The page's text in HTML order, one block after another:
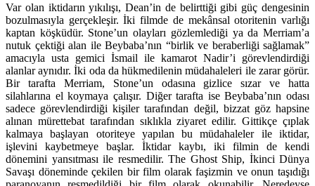
Var olan iktidarın yıkılışı, Dean’in de belirttiği gibi güç dengesinin
bozulmasıyla gerçekleşir. İki filmde de mekânsal otoritenin varlığı
kaptan köşküdür. Stone’un olayları gözlemlediği ya da Merriam’a
nutuk çektiği alan ile Beybaba’nın “birlik ve beraberliği sağlamak”
amacıyla usta gemici İsmail ile kamarot Nadir’i görevlendirdiği
alanlar aynıdır. İki oda da hükmedilenin müdahaleleri ile zarar görür.
Bir tarafta Merriam, Stone’un odasına gizlice sızar ve hatta
silahlarına el koymaya çalışır. Diğer tarafta ise Beybaba’nın odası
sadece görevlendirdiği kişiler tarafından değil, bizzat göz hapsine
alınan mürettebat tarafından sıklıkla ziyaret edilir. Gittikçe çıplak
kalmaya başlayan otoriteye yapılan bu müdahaleler ile iktidar,
işlevini kaybetmeye başlar. İktidar kaybı, iki filmin de kendi
dönemini yansıtması ile resmedilir. The Ghost Ship, İkinci Dünya
Savaşı döneminde çekilen bir film olarak faşizmin ve onun taşıdığı